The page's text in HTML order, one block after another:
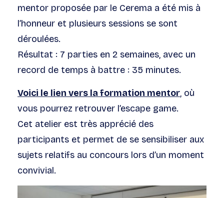
mentor proposée par le Cerema a été mis à
l’honneur et plusieurs sessions se sont
déroulées.
Résultat : 7 parties en 2 semaines, avec un
record de temps à battre : 35 minutes.
Voici le lien vers la formation mentor, où
vous pourrez retrouver l’escape game.
Cet atelier est très apprécié des
participants et permet de se sensibiliser aux
sujets relatifs au concours lors d’un moment
convivial.